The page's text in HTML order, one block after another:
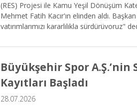
(RES) Projesi ile Kamu Yeşil Dönüşüm
Mehmet Fatih Kacır'ın elinden aldı.
yatırımlarımızı kararlılıkla sürdürüyoruz"
Büyükşehir Spor A.Ş.’nin
Kayıtları Başladı
28.07.2026